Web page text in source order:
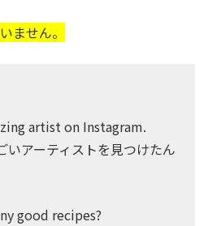
ません。
artist on Instagram.
いアーティストを見つけたん
good recipes?